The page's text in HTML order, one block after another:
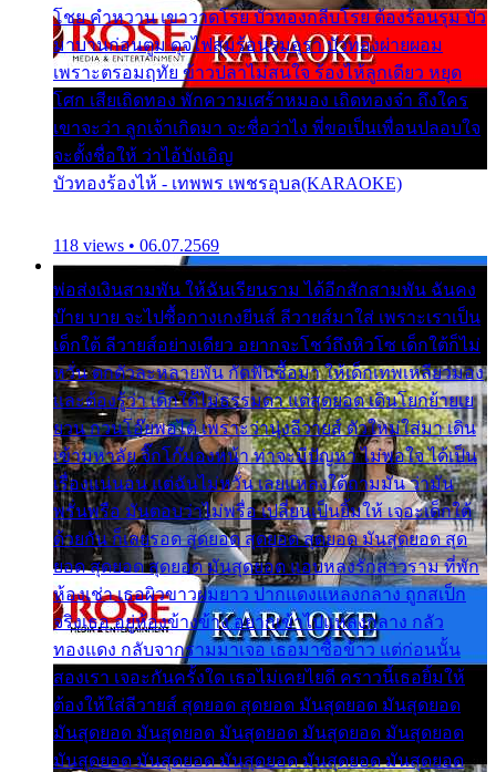
โชย คำหวาน เขาวาดโรย บัวทองกลีบโรย ต้องร้อนรุม บัว
มาบานก่อนตูม ดุจไฟสุมร้อนรุมอุรา บัวทองผ่ายผอม
เพราะตรอมฤทัย ข้าวปลาไม่สนใจ ร้องไห้ลูกเดียว หยุด
โศก เสียเถิดทอง พักความเศร้าหมอง เถิดทองจ๋า ถึงใคร
เขาจะว่า ลูกเจ้าเกิดมา จะชื่อว่าไง พี่ขอเป็นเพื่อนปลอบใจ
จะตั้งชื่อให้ ว่าไอ้บังเอิญ
บัวทองร้องไห้ - เทพพร เพชรอุบล(KARAOKE)
118 views • 06.07.2569
พ่อส่งเงินสามพัน ให้ฉันเรียนราม ได้อีกสักสามพัน ฉันคง
บ๊าย บาย จะไปซื้อกางเกงยีนส์ ลีวายส์มาใส่ เพราะเราเป็น
เด็กใต้ ลีวายส์อย่างเดียว อยากจะโชว์ถึงหิวโซ เด็กใต้ก็ไม่
หวั่น ตกตัวละหลายพัน กัดฟันซื้อมา ให้เด็กเทพเหลียวมอง
และต้องรู้ว่า เด็กใต้ไม่ธรรมดา แต่สุดยอด เดินโยกย้ายเย
ยวน กวนโอ๊ยพอได้ เพราะว่านุ่งลีวายส์ ตัวใหม่ใส่มา เดิน
เข้ามหาลัย จิ๊กโก๊มองหน้า ท่าจะมีปัญหา ไม่พอใจ ได้เป็น
เรื่องแน่นอน แต่ฉันไม่หวั่น เลยแหลงใต้ถามมัน ว่ามัน
พรั่นพรือ มันตอบว่าไม่พรื่อ เปลี่ยนเป็นยิ้มให้ เจอะเด็กใต้
ด้วยกัน ก็เลยรอด สุดยอด สุดยอด สุดยอด มันสุดยอด สุด
ยอด สุดยอด สุดยอด มันสุดยอด แอบหลงรักสาวราม ที่พัก
ห้องเช่า เธอผิวขาวผมยาว ปากแดงแหลงกลาง ถูกสเป็ก
จริงเธอ อยู่ห้องข้างข้าง อยากเข้าไปแหลงกลาง กลัว
ทองแดง กลับจากรามมาเจอ เธอมาซื้อข้าว แต่ก่อนนั้น
สองเรา เจอะกันครั้งใด เธอไม่เคยไยดี คราวนี้เธอยิ้มให้
ต้องให้ใส่ลีวายส์ สุดยอด สุดยอด มันสุดยอด มันสุดยอด
มันสุดยอด มันสุดยอด มันสุดยอด มันสุดยอด มันสุดยอด
มันสุดยอด มันสุดยอด มันสุดยอด มันสุดยอด มันสุดยอด